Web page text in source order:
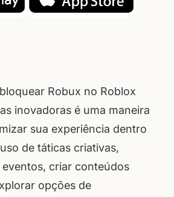
Robux no Roblox
inovadoras é uma maneira
sua experiência dentro
de táticas criativas,
criar conteúdos
opções de